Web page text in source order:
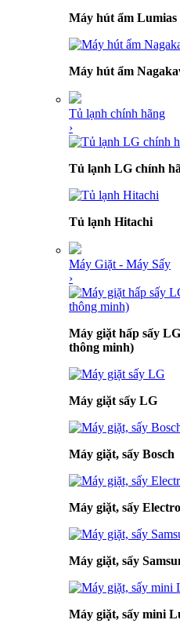
Máy hút ẩm Lumias
Máy hút ẩm
Tủ lạnh chính hãng
›
Tủ lạnh LG chính
Tủ lạnh Hitachi
Máy Giặt - Máy Sấy
›
Máy giặt hấp sấy
thông minh)
Máy giặt sấy LG
Máy giặt, sấy Bosch
Máy giặt, sấy
Máy giặt, sấy
Máy giặt, sấy mini